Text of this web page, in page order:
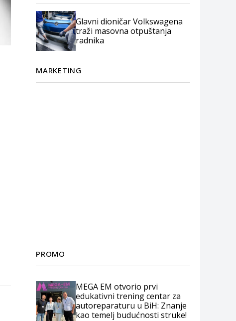
Glavni dioničar Volkswagena
traži masovna otpuštanja
radnika
MARKETING
PROMO
MEGA EM otvorio prvi
edukativni trening centar za
autoreparaturu u BiH: Znanje
kao temelj budućnosti struke!